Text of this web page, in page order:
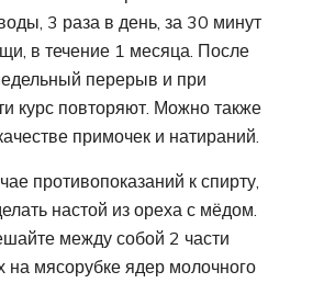
3 раза в день, за 30 минут
в течение 1 месяца. После
перерыв и при
курс повторяют. Можно также
примочек и натираний.
противопоказаний к спирту,
настой из ореха с мёдом.
между собой 2 части
на мясорубке ядер молочного